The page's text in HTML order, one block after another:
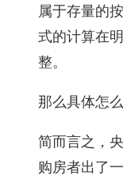
属于存量的
式的计算在
整。
那么具体怎
简而言之，
购房者出了